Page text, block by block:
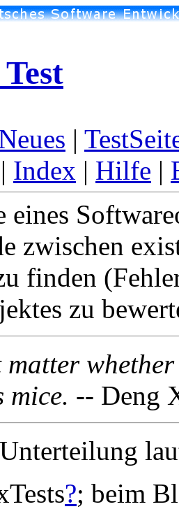
|
| Index | Hilfe |
eines
zwischen
finden
zu
matter
mice. -- Deng
?; beim